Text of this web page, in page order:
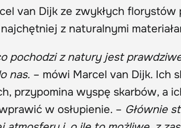
van Dijk ze zwykłych
z naturalnymi
pochodzi z natury jest
nas. – mówi Marcel van Dijk. Ich
przypomina wyspę skarbów, a
w osłupienie. – Głównie